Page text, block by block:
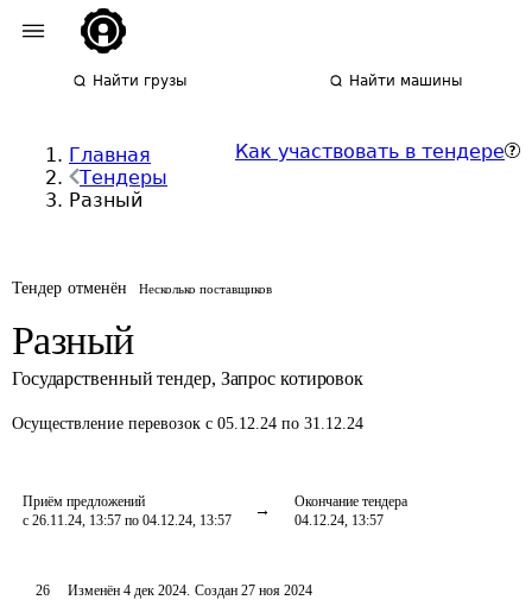
Найти грузы Найти машины
Главная
Тендеры
Разный
Как участвовать в тендере
Тендер отменён Несколько поставщиков
Разный
Государственный тендер, Запрос котировок
Осуществление перевозок с 05.12.24 по 31.12.24
Приём предложений
с 26.11.24, 13:57 по 04.12.24, 13:57
Окончание тендера
04.12.24, 13:57
26 Изменён4 дек 2024. Создан 27 ноя 2024